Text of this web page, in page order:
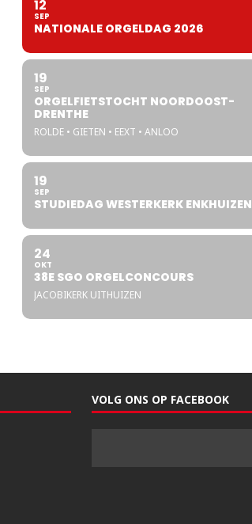
12
SEP
NATIONALE ORGELDAG 2026
19
SEP
ORGELFIETSTOCHT NOORDOOST-
DRENTHE
ROLDE • GIETEN • EEXT • ANLOO
19
SEP
STUDIEDAG WESTERKERK ENKHUIZEN
24
OKT
38E SGO ORGELCONCOURS
JACOBIKERK UITHUIZEN
VOLG ONS OP FACEBOOK